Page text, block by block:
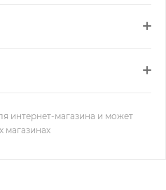
интернет-магазина и может
магазинах